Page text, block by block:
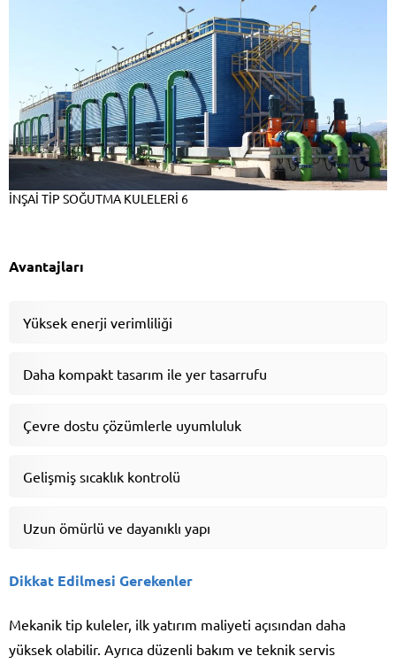
İNŞAİ TİP SOĞUTMA KULELERİ 6
Avantajları
Yüksek enerji verimliliği
Daha kompakt tasarım ile yer tasarrufu
Çevre dostu çözümlerle uyumluluk
Gelişmiş sıcaklık kontrolü
Uzun ömürlü ve dayanıklı yapı
Dikkat Edilmesi Gerekenler
Mekanik tip kuleler, ilk yatırım maliyeti açısından daha
yüksek olabilir. Ayrıca düzenli bakım ve teknik servis